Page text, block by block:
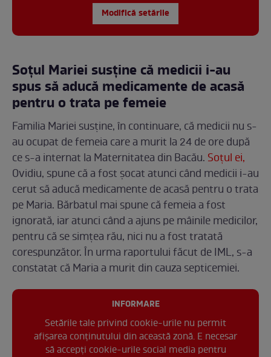
Modifică setările
Soțul Mariei susține că medicii i-au
spus să aducă medicamente de acasă
pentru o trata pe femeie
Familia Mariei susține, în continuare, că medicii nu s-
au ocupat de femeia care a murit la 24 de ore după
ce s-a internat la Maternitatea din Bacău. Soțul ei,
Ovidiu, spune că a fost șocat atunci când medicii i-au
cerut să aducă medicamente de acasă pentru o trata
pe Maria. Bărbatul mai spune că femeia a fost
ignorată, iar atunci când a ajuns pe mâinile medicilor,
pentru că se simțea rău, nici nu a fost tratată
corespunzător. În urma raportului făcut de IML, s-a
constatat că Maria a murit din cauza septicemiei.
INFORMARE
Setările tale privind cookie-urile nu permit
afișarea conținutului din această zonă. E necesar
să accepți cookie-urile social media pentru